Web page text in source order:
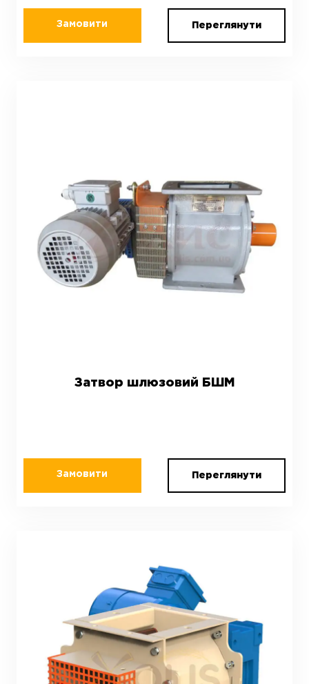
Замовити Переглянути
Затвор шлюзовий БШМ
Замовити Переглянути